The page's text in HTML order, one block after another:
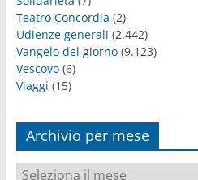
Teatro Concordia (2)
Udienze generali (2.442)
Vangelo del giorno(9.123)
Vescovo(6)
Viaggi (15)
Archivio per mese
Archivio